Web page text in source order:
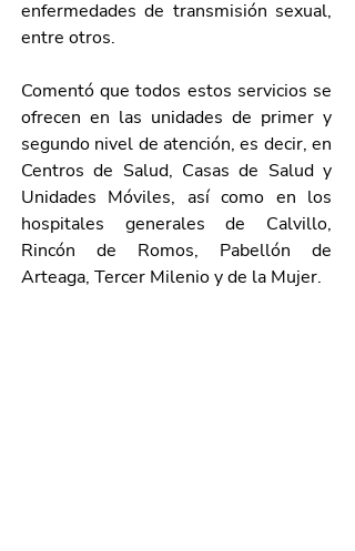
enfermedades de transmisión sexual,
entre otros.
Comentó que todos estos servicios se
ofrecen en las unidades de primer y
segundo nivel de atención, es decir, en
Centros de Salud, Casas de Salud y
Unidades Móviles, así como en los
hospitales generales de Calvillo,
Rincón de Romos, Pabellón de
Arteaga, Tercer Milenio y de la Mujer.